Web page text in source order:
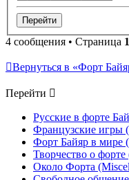
4 сообщения • Страница 1
Вернуться в «Форт
Перейти
Русские в форте
Французские игры
Форт Байяр в мире
Творчество о
Около Форта